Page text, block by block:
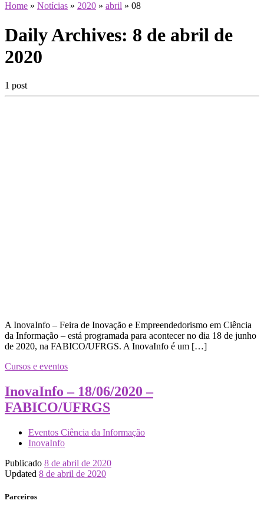
Home » Notícias » 2020 » abril » 08
Daily Archives: 8 de abril de
2020
1 post
A InovaInfo – Feira de Inovação e Empreendedorismo em Ciência
da Informação – está programada para acontecer no dia 18 de junho
de 2020, na FABICO/UFRGS. A InovaInfo é um […]
Cursos e eventos
InovaInfo – 18/06/2020 –
FABICO/UFRGS
Eventos Ciência da Informação
InovaInfo
Publicado 8 de abril de 2020
Updated 8 de abril de 2020
Parceiros